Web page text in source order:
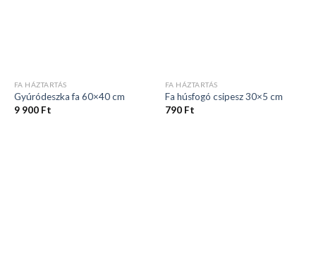
FA HÁZTARTÁS
Gyúródeszka fa 60×40 cm
9 900 Ft
FA HÁZTARTÁS
Fa húsfogó csipesz 30×5 cm
790 Ft